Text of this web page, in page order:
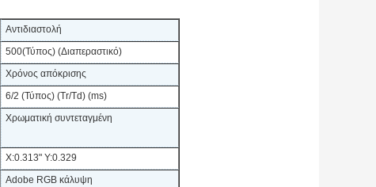
Αντιδιαστολή
500(Τύπος) (Διαπεραστικό)
Χρόνος απόκρισης
6/2 (Τύπος) (Tr/Td) (ms)
Χρωματική συντεταγμένη
Χ:0.313" Υ:0.329
Adobe RGB κάλυψη